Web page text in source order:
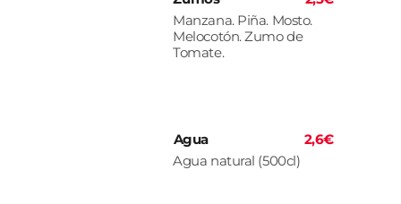
Manzana. Piña. Mosto.
Melocotón. Zumo de
Tomate.
Agua
2,6€
Agua natural (500cl)